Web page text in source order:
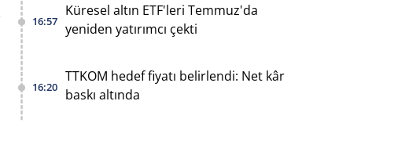
16:57
Küresel altın ETF'leri Temmuz'da
yeniden yatırımcı çekti
16:20
TTKOM hedef fiyatı belirlendi: Net kâr
baskı altında